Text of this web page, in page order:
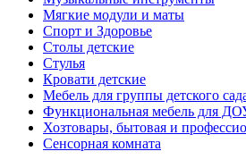
Мягкие модули и маты
Спорт и Здоровье
Столы детские
Стулья
Кровати детские
Мебель для группы детского
Функциональная мебель для
Хозтовары, бытовая и
Сенсорная комната